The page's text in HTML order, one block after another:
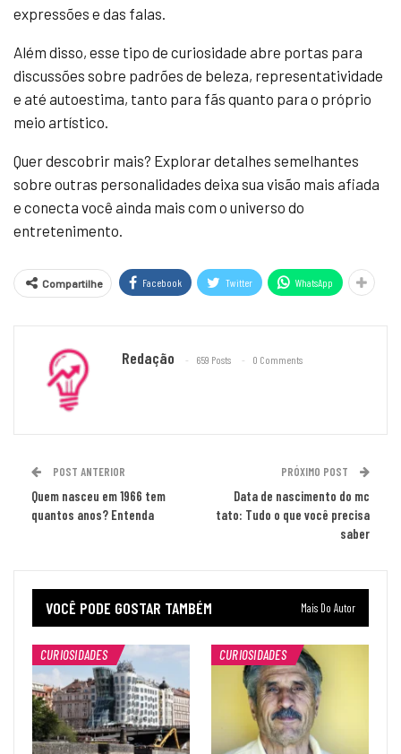
expressões e das falas.
Além disso, esse tipo de curiosidade abre portas para
discussões sobre padrões de beleza, representatividade
e até autoestima, tanto para fãs quanto para o próprio
meio artístico.
Quer descobrir mais? Explorar detalhes semelhantes
sobre outras personalidades deixa sua visão mais afiada
e conecta você ainda mais com o universo do
entretenimento.
Compartilhe Facebook Twitter WhatsApp
Redação 659 Posts 0 Comments
POST ANTERIOR
Quem nasceu em 1966 tem
quantos anos? Entenda
PRÓXIMO POST
Data de nascimento do mc
tato: Tudo o que você precisa
saber
VOCÊ PODE GOSTAR TAMBÉM Mais Do Autor
CURIOSIDADES CURIOSIDADES